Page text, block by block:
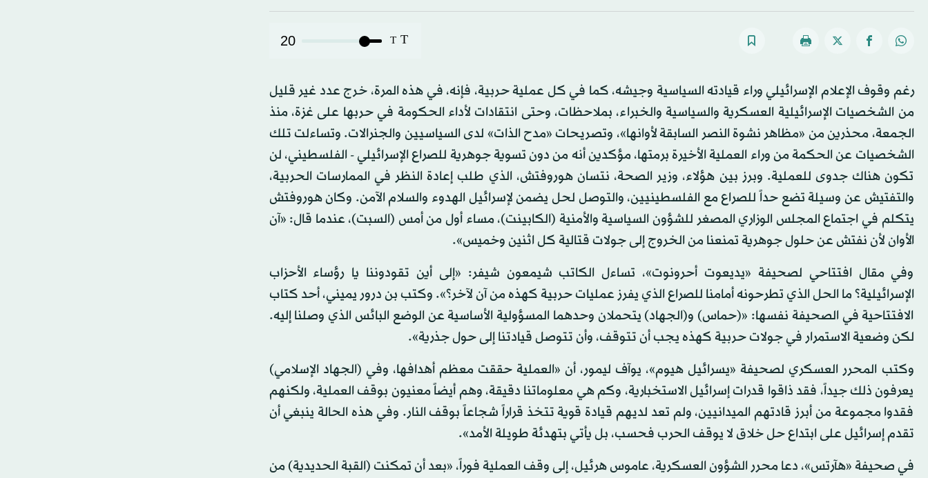
T
T
20
رغم وقوف الإعلام الإسرائيلي وراء قيادته السياسية وجيشه، كما في كل عملية حربية، فإنه، في هذه المرة، خرج عدد غير قليل
من الشخصيات الإسرائيلية العسكرية والسياسية والخبراء، بملاحظات، وحتى انتقادات لأداء الحكومة في حربها على غزة، منذ
الجمعة، محذرين من «مظاهر نشوة النصر السابقة لأوانها»، وتصريحات «مدح الذات» لدى السياسيين والجنرالات. وتساءلت تلك
الشخصيات عن الحكمة من وراء العملية الأخيرة برمتها، مؤكدين أنه من دون تسوية جوهرية للصراع الإسرائيلي - الفلسطيني، لن
تكون هناك جدوى للعملية. وبرز بين هؤلاء، وزير الصحة، نتسان هوروفتش، الذي طلب إعادة النظر في الممارسات الحربية،
والتفتيش عن وسيلة تضع حداً للصراع مع الفلسطينيين، والتوصل لحل يضمن لإسرائيل الهدوء والسلام الآمن. وكان هوروفتش
يتكلم في اجتماع المجلس الوزاري المصغر للشؤون السياسية والأمنية (الكابينت)، مساء أول من أمس (السبت)، عندما قال: «آن
الأوان لأن نفتش عن حلول جوهرية تمنعنا من الخروج إلى جولات قتالية كل اثنين وخميس».
وفي مقال افتتاحي لصحيفة «يديعوت أحرونوت»، تساءل الكاتب شيمعون شيفر: «إلى أين تقودوننا يا رؤساء الأحزاب
الإسرائيلية؟ ما الحل الذي تطرحونه أمامنا للصراع الذي يفرز عمليات حربية كهذه من آن لآخر؟». وكتب بن درور يميني، أحد كتاب
الافتتاحية في الصحيفة نفسها: «(حماس) و(الجهاد) يتحملان وحدهما المسؤولية الأساسية عن الوضع البائس الذي وصلنا إليه.
لكن وضعية الاستمرار في جولات حربية كهذه يجب أن تتوقف، وأن تتوصل قيادتنا إلى حول جذرية».
وكتب المحرر العسكري لصحيفة «يسرائيل هيوم»، يوآف ليمور، أن «العملية حققت معظم أهدافها، وفي (الجهاد الإسلامي)
يعرفون ذلك جيداً، فقد ذاقوا قدرات إسرائيل الاستخبارية، وكم هي معلوماتنا دقيقة، وهم أيضاً معنيون بوقف العملية، ولكنهم
فقدوا مجموعة من أبرز قادتهم الميدانيين، ولم تعد لديهم قيادة قوية تتخذ قراراً شجاعاً بوقف النار. وفي هذه الحالة ينبغي أن
تقدم إسرائيل على ابتداع حل خلاق لا يوقف الحرب فحسب، بل يأتي بتهدئة طويلة الأمد».
في صحيفة «هآرتس»، دعا محرر الشؤون العسكرية، عاموس هرئيل، إلى وقف العملية فوراً، «بعد أن تمكنت (القبة الحديدية) من